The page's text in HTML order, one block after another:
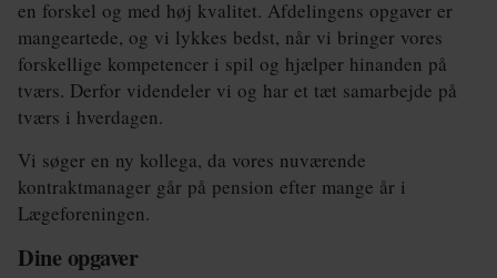
Fødevarer
Hovedstaden
Idræt
Klima
Kommunal
Kultur
en forskel og med høj kvalitet. Afdelingens opgaver er
mangeartede, og vi lykkes bedst, når vi bringer vores
forskellige kompetencer i spil og hjælper hinanden på
tværs. Derfor videndeler vi og har et tæt samarbejde på
tværs i hverdagen.
Vi søger en ny kollega, da vores nuværende
kontraktmanager går på pension efter mange år i
Lægeforeningen.
Dine opgaver